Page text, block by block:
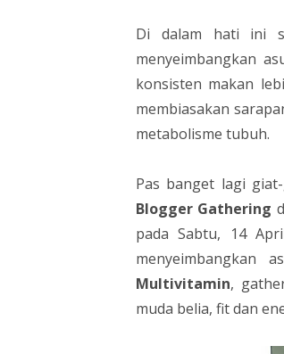
Di dalam hati ini
menyeimbangkan
konsisten makan
membiasakan
metabolisme tubuh.
Pas banget lagi
Blogger Gathering
pada Sabtu, 14
menyeimbangkan
Multivitamin,
muda belia, fit dan